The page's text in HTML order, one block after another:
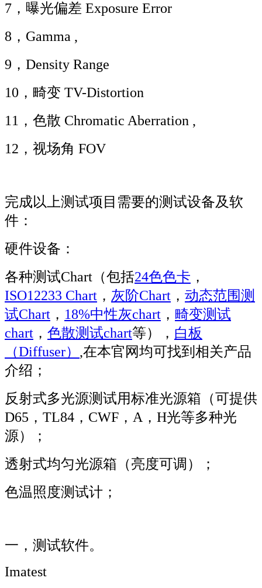
7，曝光偏差 Exposure Error
8，Gamma ,
9，Density Range
10，畸变 TV-Distortion
11，色散 Chromatic Aberration ,
12，视场角 FOV
完成以上测试项目需要的测试设备及软
件：
硬件设备：
各种测试Chart（包括24色色卡 ，
ISO12233 Chart ， 灰阶Chart ， 动态范围测
试Chart ， 18%中性灰chart ， 畸变测试
chart ， 色散测试chart等）， 白板
（Diffuser） ,在本官网均可找到相关产品
介绍；
反射式多光源测试用标准光源箱（可提供
D65，TL84，CWF，A，H光等多种光
源）；
透射式均匀光源箱（亮度可调）；
色温照度测试计；
一，测试软件。
Imatest